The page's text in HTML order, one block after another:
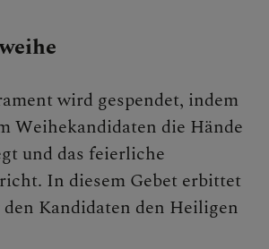
wird gespendet, indem
Weihekandidaten die Hände
und das feierliche
In diesem Gebet erbittet
Kandidaten den Heiligen